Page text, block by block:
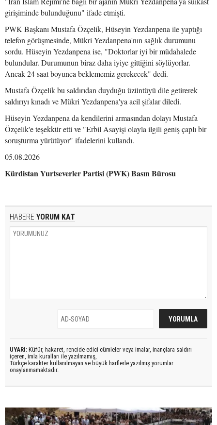
girişiminde bulunduğunu" ifade etmişti.
PWK Başkanı Mustafa Özçelik, Hüseyin Yezdanpena ile yaptığı
telefon görüşmesinde, Mükri Yezdanpena'nın sağlık durumunu
sordu. Hüseyin Yezdanpena ise, "Doktorlar iyi bir müdahalede
bulundular. Durumunun biraz daha iyiye gittiğini söylüyorlar.
Ancak 24 saat boyunca beklememiz gerekecek" dedi.
Mustafa Özçelik bu saldırıdan duyduğu üzüntüyü dile getirerek
saldırıyı kınadı ve Mükri Yezdanpena'ya acil şifalar diledi.
Hüseyin Yezdanpena da kendilerini armasından dolayı Mustafa
Özçelik'e teşekkür etti ve "Erbil Asayişi olayla ilgili geniş çaplı bir
soruşturma yürütüyor" ifadelerini kullandı.
05.08.2026
Kürdistan Yurtseverler Partisi (PWK) Basın Bürosu
HABERE YORUM KAT
UYARI: Küfür, hakaret, rencide edici cümleler veya imalar, inançlara saldırı
içeren, imla kuralları ile yazılmamış,
Türkçe karakter kullanılmayan ve büyük harflerle yazılmış yorumlar
onaylanmamaktadır.